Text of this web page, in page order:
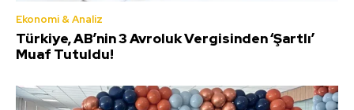
Ekonomi & Analiz
Türkiye, AB’nin 3 Avroluk Vergisinden ‘Şartlı’
Muaf Tutuldu!